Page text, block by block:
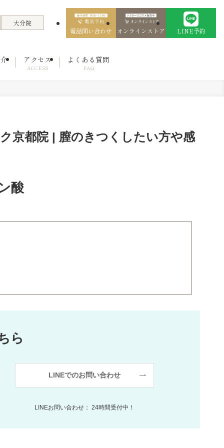
大分院
電話問い合わせ
オンラインストア LINE予約
アクセス
ACCESS
よくある質問
FAQ
京都院 | 膣のきつくしたい方や感
酸
ら
LINEでのお問い合わせ
LINEお問い合わせ： 24時間受付中！